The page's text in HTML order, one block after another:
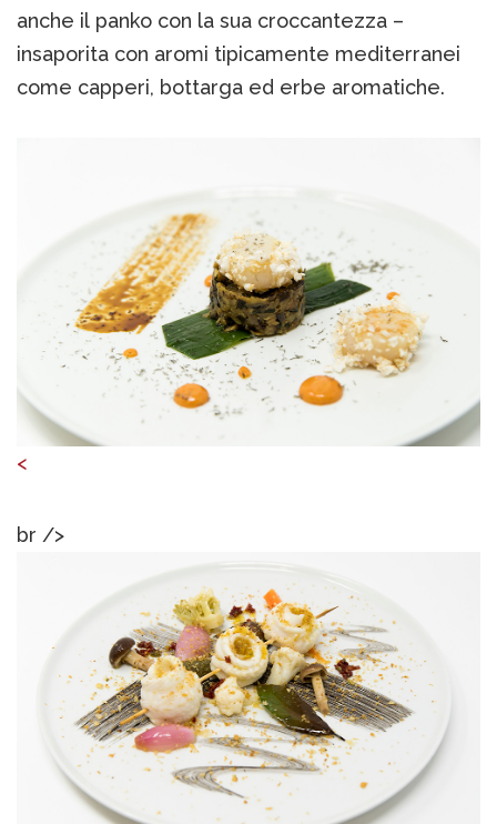
anche il panko con la sua croccantezza –
insaporita con aromi tipicamente mediterranei
come capperi, bottarga ed erbe aromatiche.
<
br />